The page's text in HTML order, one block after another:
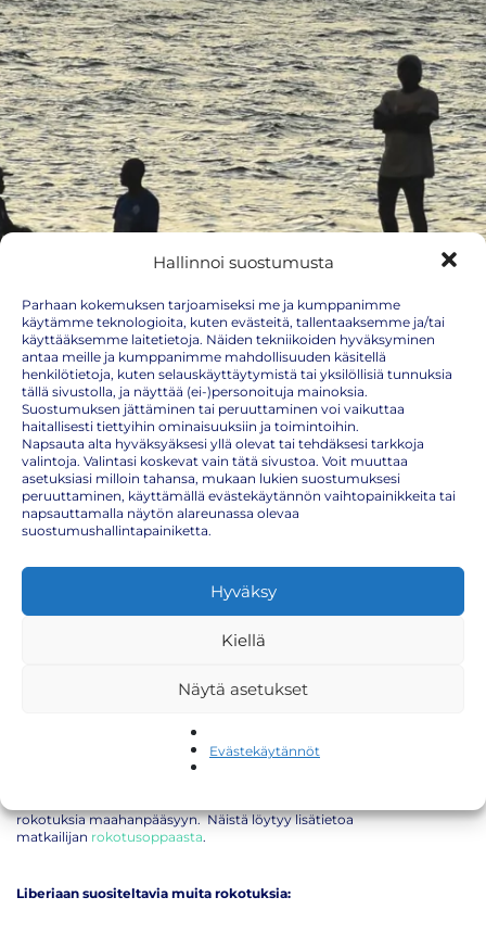
Hallinnoi suostumusta
Parhaan kokemuksen tarjoamiseksi me ja kumppanimme
käytämme teknologioita, kuten evästeitä, tallentaaksemme ja/tai
käyttääksemme laitetietoja. Näiden tekniikoiden hyväksyminen
antaa meille ja kumppanimme mahdollisuuden käsitellä
henkilötietoja, kuten selauskäyttäytymistä tai yksilöllisiä tunnuksia
tällä sivustolla, ja näyttää (ei-)personoituja mainoksia.
Suostumuksen jättäminen tai peruuttaminen voi vaikuttaa
haitallisesti tiettyihin ominaisuuksiin ja toimintoihin.
Napsauta alta hyväksyäksesi yllä olevat tai tehdäksesi tarkkoja
valintoja. Valintasi koskevat vain tätä sivustoa. Voit muuttaa
asetuksiasi milloin tahansa, mukaan lukien suostumuksesi
peruuttaminen, käyttämällä evästekäytännön vaihtopainikkeita tai
napsauttamalla näytön alareunassa olevaa
suostumushallintapainiketta.
Hyväksy
Kiellä
Näytä asetukset
Evästekäytännöt
Liberia
Afrikkaan matkaavan on huolehdittava, että yleisen rokotusohjelman
(jäykkäkouristus-, kurkkumätä- hinkuyskärokote)
MPR(tuhkarokko-, sikotauti-, vihurirokkorokote)
(COVID-19)
rokotuksia maahanpääsyyn. Näistä löytyy lisätietoa
matkailijan rokotusoppaasta.
Liberiaan suositeltavia muita rokotuksia: